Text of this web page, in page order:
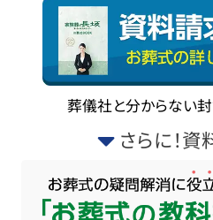
葬儀社と分からない
さらに！資